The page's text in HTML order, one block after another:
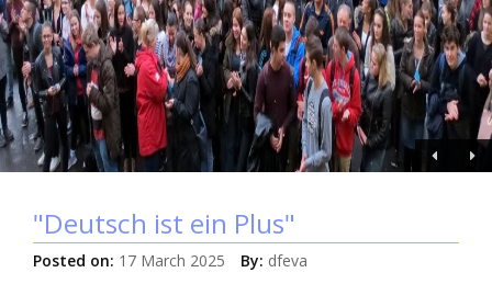
"Deutsch ist ein Plus"
Posted on: 17 March 2025 By: dfeva